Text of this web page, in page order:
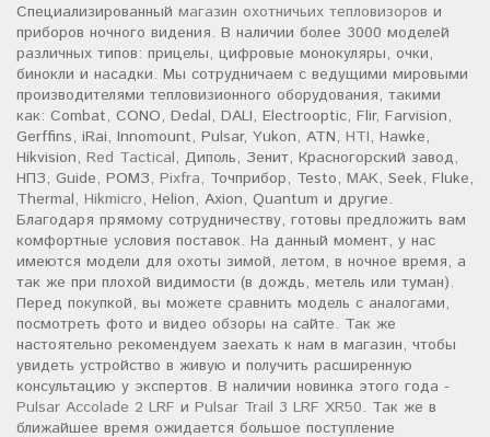
Специализированный магазин охотничьих тепловизоров и
приборов ночного видения. В наличии более 3000 моделей
различных типов: прицелы, цифровые монокуляры, очки,
бинокли и насадки. Мы сотрудничаем с ведущими мировыми
производителями тепловизионного оборудования, такими
как: Combat, CONO, Dedal, DALI, Electrooptic, Flir, Farvision,
Gerffins, iRai, Innomount, Pulsar, Yukon, ATN, HTI, Hawke,
Hikvision, Red Tactical, Диполь, Зенит, Красногорский завод,
НПЗ, Guide, РОМЗ, Pixfra, Точприбор, Testo, MAK, Seek, Fluke,
Thermal, Hikmicro, Helion, Axion, Quantum и другие.
Благодаря прямому сотрудничеству, готовы предложить вам
комфортные условия поставок. На данный момент, у нас
имеются модели для охоты зимой, летом, в ночное время, а
так же при плохой видимости (в дождь, метель или туман).
Перед покупкой, вы можете сравнить модель с аналогами,
посмотреть фото и видео обзоры на сайте. Так же
настоятельно рекомендуем заехать к нам в магазин, чтобы
увидеть устройство в живую и получить расширенную
консультацию у экспертов. В наличии новинка этого года -
Pulsar Accolade 2 LRF и Pulsar Trail 3 LRF XR50. Так же в
ближайшее время ожидается большое поступление